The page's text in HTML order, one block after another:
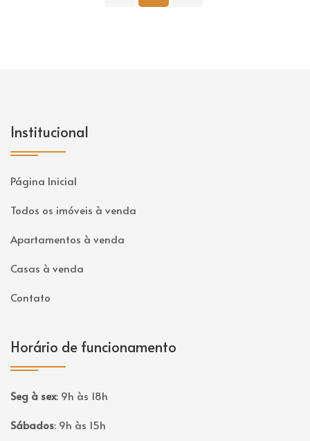
Institucional
Página Inicial
Todos os imóveis à venda
Apartamentos à venda
Casas à venda
Contato
Horário de funcionamento
Seg à sex: 9h às 18h
Sábados: 9h às 15h